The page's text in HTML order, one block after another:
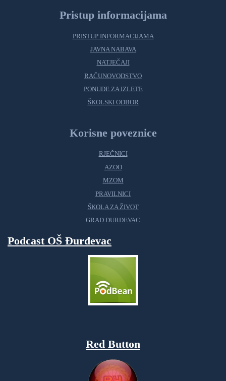
Pristup informacijama
PRISTUP INFORMACIJAMA
JAVNA NABAVA
NATJEČAJI
RAČUNOVODSTVO
PONUDE ZA IZLETE
ŠKOLSKI ODBOR
Korisne poveznice
RJEČNICI
AZOO
MZOM
PRAVILNICI
ŠKOLA ZA ŽIVOT
GRAD ĐURĐEVAC
Podcast OŠ Đurđevac
Red Button